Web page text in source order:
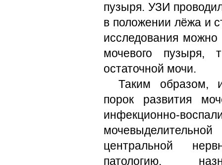
пузыря. УЗИ
в положении лёжа и
исследования
мочевого пузыря,
остаточной мочи.
Таким образом,
порок развития
инфекционно-
центральной
патологию,